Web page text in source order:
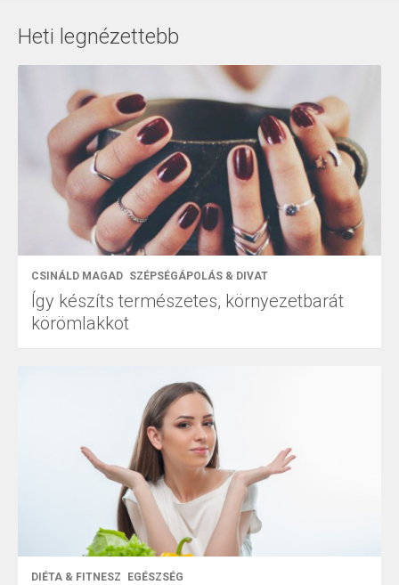
Heti legnézettebb
CSINÁLD MAGAD SZÉPSÉGÁPOLÁS & DIVAT
Így készíts természetes, környezetbarát
körömlakkot
DIÉTA & FITNESZ EGÉSZSÉG